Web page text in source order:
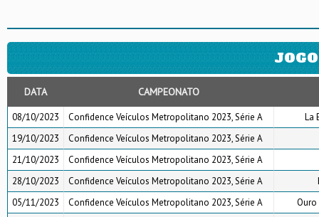
DATA CAMPEONATO
08/10/2023 Confidence Veículos Metropolitano 2023, Série A
La
19/10/2023
Confidence Veículos Metropolitano 2023, Série A
21/10/2023
Confidence Veículos Metropolitano 2023, Série A
28/10/2023
Confidence Veículos Metropolitano 2023, Série A
05/11/2023
Confidence Veículos Metropolitano 2023, Série A
Ouro